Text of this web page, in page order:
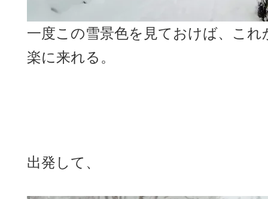
一度この雪景色を見ておけば、こ
楽に来れる。
出発して、